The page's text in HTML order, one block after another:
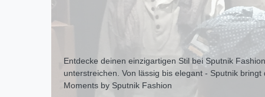
Entdecke deinen einzigartigen Stil bei Sputnik
unterstreichen. Von lässig bis elegant - Sputnik
Moments by Sputnik Fashion